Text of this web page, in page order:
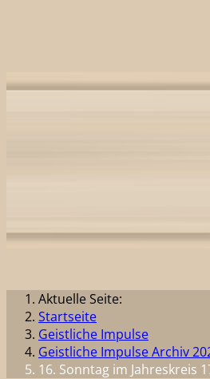
Aktuelle Seite:
Startseite
Geistliche Impulse
Geistliche Impulse Archiv
16. Sonntag im Jahreskreis